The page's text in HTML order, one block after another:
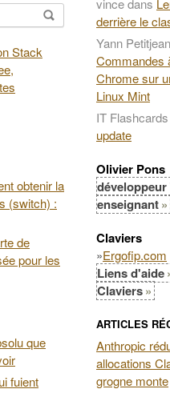
obtenir la
(switch) :
de
pour les
que
fuient
vincedans
derrière le
Yann
Commandes
Chrome sur
Linux Mint
IT Flashcards
update
Olivier Pons
développeur
enseignant
Claviers
»Ergofip.com
Liens d'aide
Claviers
ARTICLES
Anthropic
allocations
grogne monte